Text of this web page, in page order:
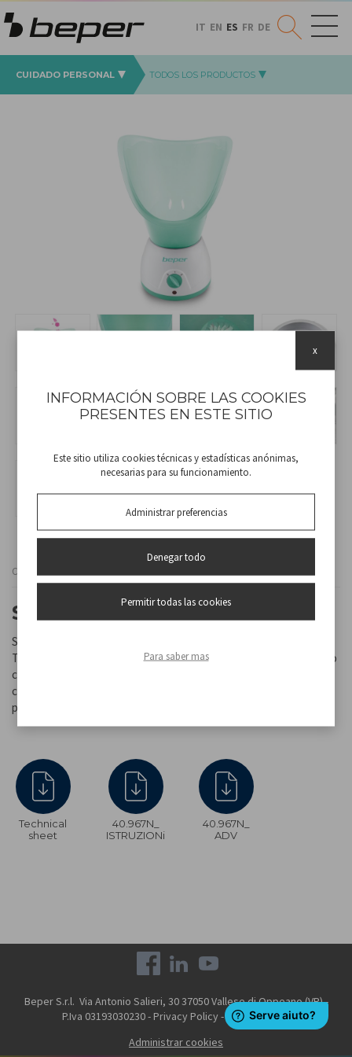
IT EN ES FR DE
CUIDADO PERSONAL TODOS LOS PRODUCTOS
Cod
SAUNA FACIAL
Sauna facial diseñada para tratamientos curativos y relajantes.
Tazón de evaporación interno en material antiadherente. Equipado
con una rejilla de regulación del vapor con 2 tipos diferentes de
configuraciones. Luz de funcionamiento y pies antideslizantes
para mayor estabilidad.
Technical
sheet
40.967N_
ISTRUZIONi
40.967N_
ADV
Beper S.r.l. Via Antonio Salieri, 30 37050 Vallese di Oppeano (VR) -
P.Iva 03193030230 - Privacy Policy- Cookie Policy
Administrar cookies
INFORMACIÓN SOBRE LAS COOKIES
PRESENTES EN ESTE SITIO
Este sitio utiliza cookies técnicas y estadísticas anónimas,
necesarias para su funcionamiento.
Administrar preferencias
Denegar todo
Permitir todas las cookies
Para saber mas
x